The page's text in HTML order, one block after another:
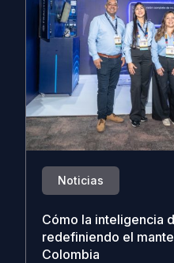
Noticias
Cómo la inteligencia
redefiniendo el
Colombia